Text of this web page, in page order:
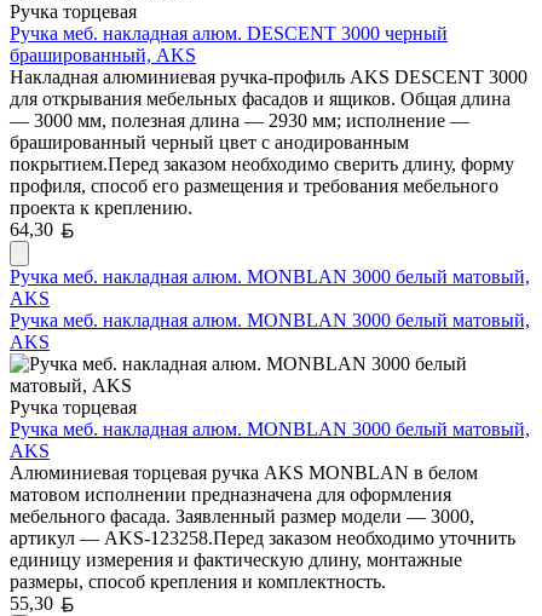
Ручка торцевая
Ручка меб. накладная алюм. DESCENT 3000 черный
брашированный, AKS
Накладная алюминиевая ручка-профиль AKS DESCENT 3000
для открывания мебельных фасадов и ящиков. Общая длина
— 3000 мм, полезная длина — 2930 мм; исполнение —
брашированный черный цвет с анодированным
покрытием.Перед заказом необходимо сверить длину, форму
профиля, способ его размещения и требования мебельного
проекта к креплению.
64,30
Ручка меб. накладная алюм. MONBLAN 3000 белый матовый,
AKS
Ручка меб. накладная алюм. MONBLAN 3000 белый матовый,
AKS
Ручка торцевая
Ручка меб. накладная алюм. MONBLAN 3000 белый матовый,
AKS
Алюминиевая торцевая ручка AKS MONBLAN в белом
матовом исполнении предназначена для оформления
мебельного фасада. Заявленный размер модели — 3000,
артикул — AKS-123258.Перед заказом необходимо уточнить
единицу измерения и фактическую длину, монтажные
размеры, способ крепления и комплектность.
55,30